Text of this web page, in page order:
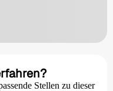
Stellen zu dieser